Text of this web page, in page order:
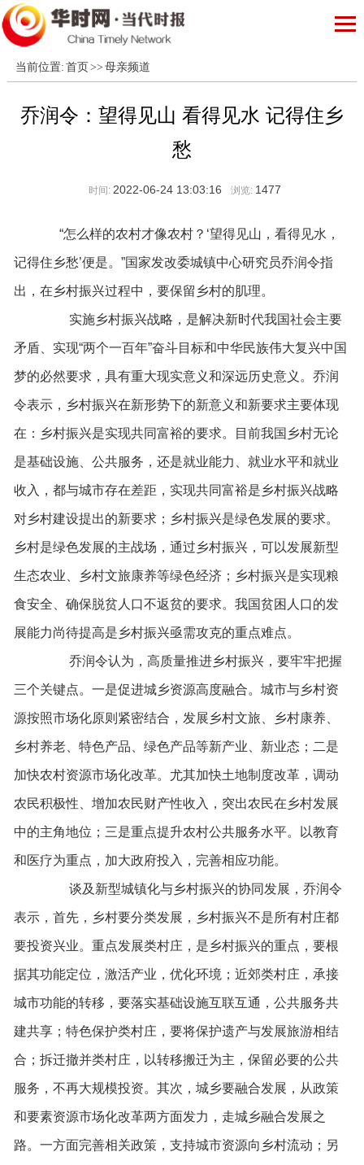
当前位置: 首页 >> 母亲频道
乔润令：望得见山 看得见水 记得住乡
愁
时间: 2022-06-24 13:03:16 浏览: 1477
“怎么样的农村才像农村？‘望得见山，看得见水，
记得住乡愁’便是。”国家发改委城镇中心研究员乔润令指
出，在乡村振兴过程中，要保留乡村的肌理。
实施乡村振兴战略，是解决新时代我国社会主要
矛盾、实现“两个一百年”奋斗目标和中华民族伟大复兴中国
梦的必然要求，具有重大现实意义和深远历史意义。乔润
令表示，乡村振兴在新形势下的新意义和新要求主要体现
在：乡村振兴是实现共同富裕的要求。目前我国乡村无论
是基础设施、公共服务，还是就业能力、就业水平和就业
收入，都与城市存在差距，实现共同富裕是乡村振兴战略
对乡村建设提出的新要求；乡村振兴是绿色发展的要求。
乡村是绿色发展的主战场，通过乡村振兴，可以发展新型
生态农业、乡村文旅康养等绿色经济；乡村振兴是实现粮
食安全、确保脱贫人口不返贫的要求。我国贫困人口的发
展能力尚待提高是乡村振兴亟需攻克的重点难点。
乔润令认为，高质量推进乡村振兴，要牢牢把握
三个关键点。一是促进城乡资源高度融合。城市与乡村资
源按照市场化原则紧密结合，发展乡村文旅、乡村康养、
乡村养老、特色产品、绿色产品等新产业、新业态；二是
加快农村资源市场化改革。尤其加快土地制度改革，调动
农民积极性、增加农民财产性收入，突出农民在乡村发展
中的主角地位；三是重点提升农村公共服务水平。以教育
和医疗为重点，加大政府投入，完善相应功能。
谈及新型城镇化与乡村振兴的协同发展，乔润令
表示，首先，乡村要分类发展，乡村振兴不是所有村庄都
要投资兴业。重点发展类村庄，是乡村振兴的重点，要根
据其功能定位，激活产业，优化环境；近郊类村庄，承接
城市功能的转移，要落实基础设施互联互通，公共服务共
建共享；特色保护类村庄，要将保护遗产与发展旅游相结
合；拆迁撤并类村庄，以转移搬迁为主，保留必要的公共
服务，不再大规模投资。其次，城乡要融合发展，从政策
和要素资源市场化改革两方面发力，走城乡融合发展之
路。一方面完善相关政策，支持城市资源向乡村流动；另